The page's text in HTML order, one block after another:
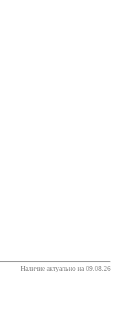
Наличие актуально на 09.08.26